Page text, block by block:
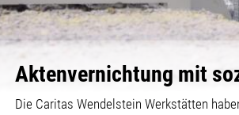
Aktenvernichtung mit
Die Caritas Wendelstein Werkstätten